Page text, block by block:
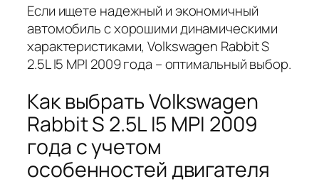
Если ищете надежный и экономичный
автомобиль с хорошими динамическими
характеристиками, Volkswagen Rabbit S
2.5L I5 MPI 2009 года – оптимальный выбор.
Как выбрать Volkswagen
Rabbit S 2.5L I5 MPI 2009
года с учетом
особенностей двигателя